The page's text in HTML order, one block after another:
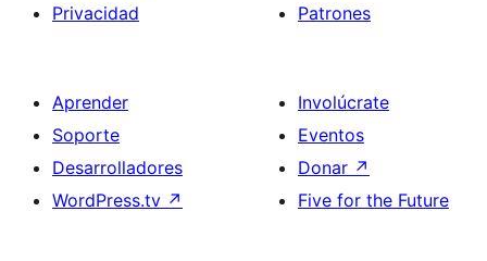
Privacidad
Patrones
Aprender
Soporte
Desarrolladores
WordPress.tv ↗
Involúcrate
Eventos
Donar ↗
Five for the Future